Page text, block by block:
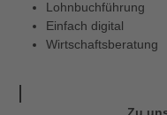
Lohnbuchführung
Einfach digital
Wirtschaftsberatung